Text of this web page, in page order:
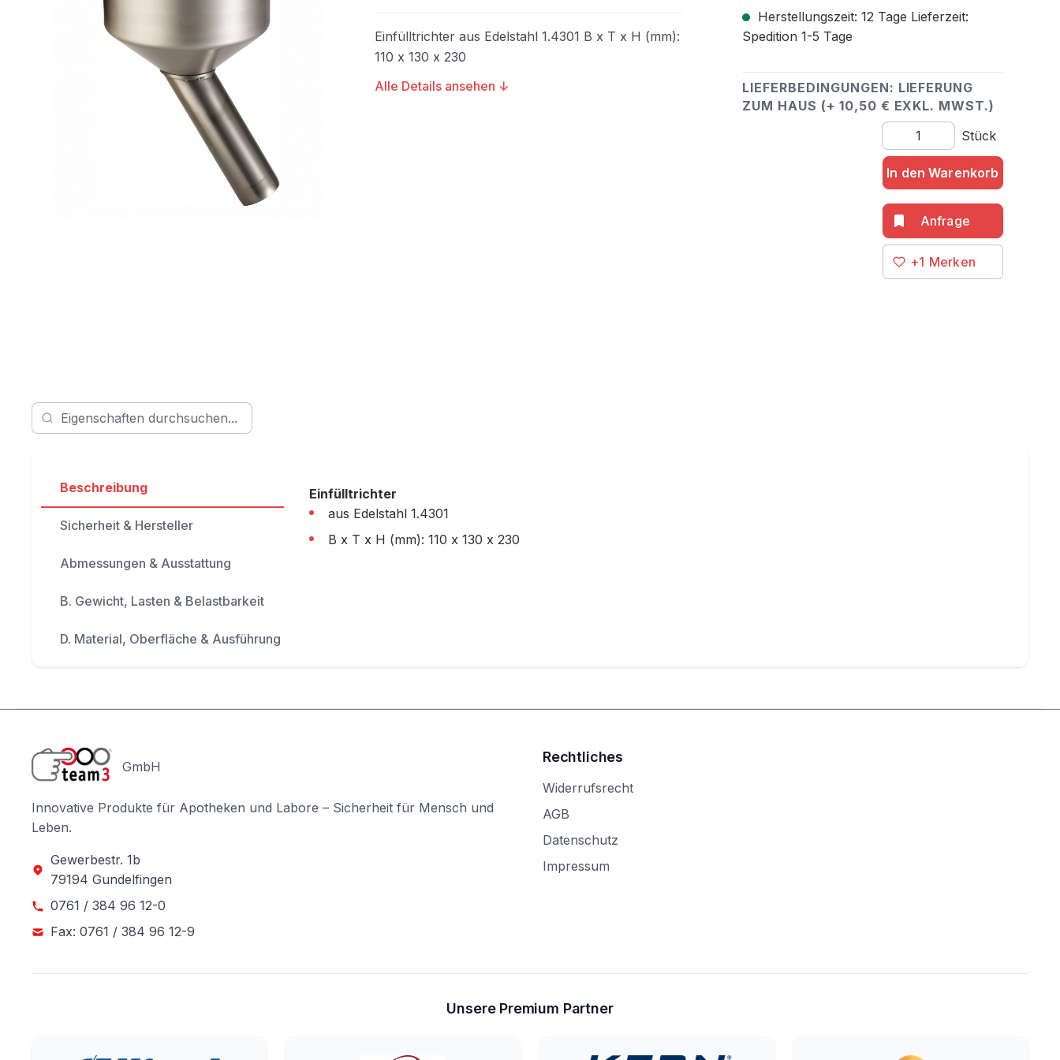
Einfülltrichter aus Edelstahl 1.4301 B x T x H (mm):
110 x 130 x 230
Alle Details ansehen ↓
Herstellungszeit: 12 Tage Lieferzeit:
Spedition 1-5 Tage
LIEFERBEDINGUNGEN: LIEFERUNG
ZUM HAUS (+ 10,50 € EXKL. MWST.)
Produkt Anzahl: Gib den
Stück
In den Warenkorb
+1
Beschreibung
Sicherheit & Hersteller
Abmessungen & Ausstattung
B. Gewicht, Lasten & Belastbarkeit
D. Material, Oberfläche & Ausführung
Einfülltrichter
aus Edelstahl 1.4301
B x T x H (mm): 110 x 130 x 230
GmbH
Innovative Produkte für Apotheken und Labore – Sicherheit für Mensch und
Leben.
Gewerbestr. 1b
79194 Gundelfingen
0761 / 384 96 12-0
Fax: 0761 / 384 96 12-9
Rechtliches
Widerrufsrecht
AGB
Datenschutz
Impressum
Unsere Premium Partner